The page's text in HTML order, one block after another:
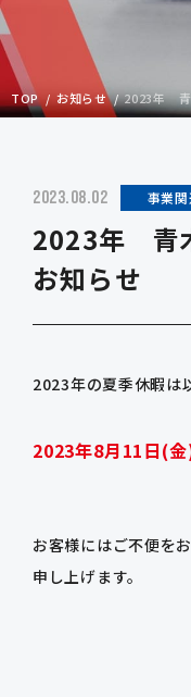
TOP お知らせ 2023年 青
2023.08.02 事業
2023年 青
お知らせ
2023年の夏季休暇は
2023年8月11日(
お客様にはご不便を
申し上げます。